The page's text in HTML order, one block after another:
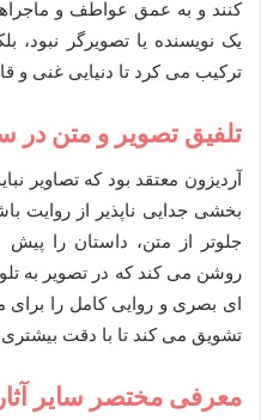
کنند و به عمق عواطف و
یک نویسنده یا تصویرگر نبود،
ترکیب می کرد تا دنیایی غنی و
تلفیق تصویر و متن در
آردیزون معتقد بود که تصاویر
بخشی جدایی ناپذیر از روایت
جلوتر از متن، داستان را پیش
روشن می کند که در تصویر به
ای بصری و روایی کامل را
تشویق می کند تا با دقت
معرفی مختصر سایر